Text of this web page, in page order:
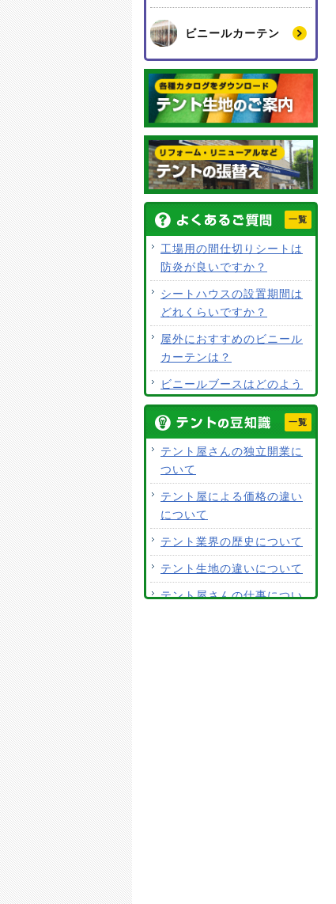
ビニールカーテン
一覧
工場用の間仕切りシートは
防炎が良いですか？
シートハウスの設置期間は
どれくらいですか？
屋外におすすめのビニール
カーテンは？
ビニールブースはどのよう
な用途で使用できますか？
開閉テントの生地素材は何
がおすすめですか？
荷捌きテントにキャスター
を付けて移動はできます
か？
テント生地に防水効果はあ
りますか？
使用するテント生地の違い
は？
一覧
テント屋さんの独立開業に
ついて
テント屋による価格の違い
について
テント業界の歴史について
テント生地の違いについて
テント屋さんの仕事につい